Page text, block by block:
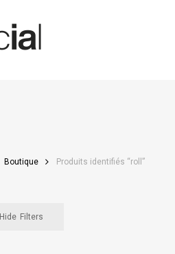
Boutique Produits identifiés “roll”
Hide Filters